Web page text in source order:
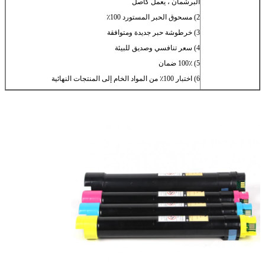
البرشمان ، يعمل كأصل
2) مسحوق الحبر المستورد 100٪
3) خرطوشة حبر جديدة ومتوافقة
4) سعر تنافسي وصديق للبيئة
5) 100٪ ضمان
6) اختبار 100٪ من المواد الخام إلى المنتجات النهائية